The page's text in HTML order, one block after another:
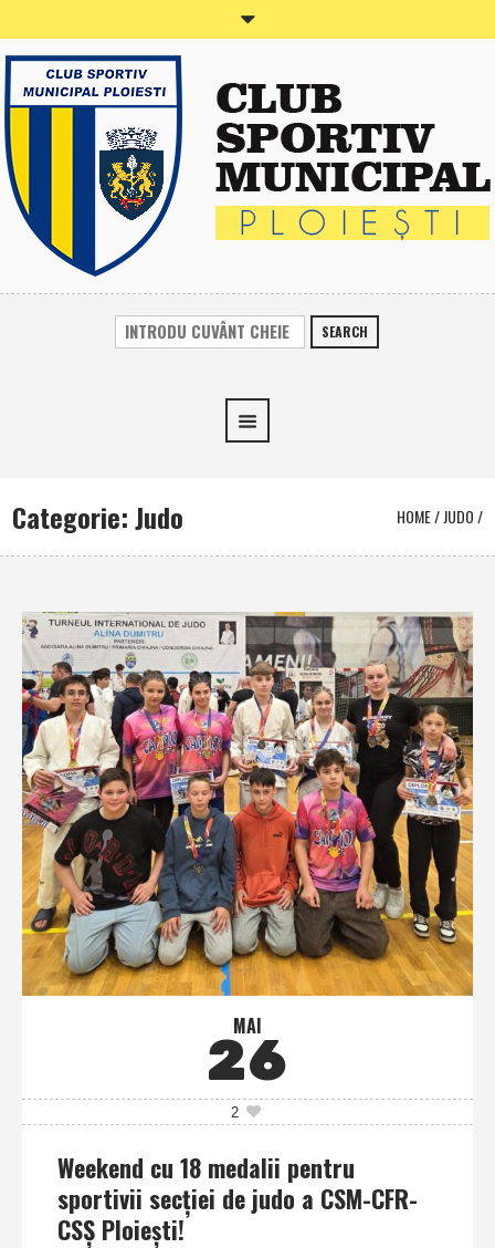
SEARCH
Categorie: Judo HOME/JUDO/
MAI
26
2
Weekend cu 18 medalii pentru
sportivii secţiei de judo a CSM-CFR-
CSŞ Ploieşti!